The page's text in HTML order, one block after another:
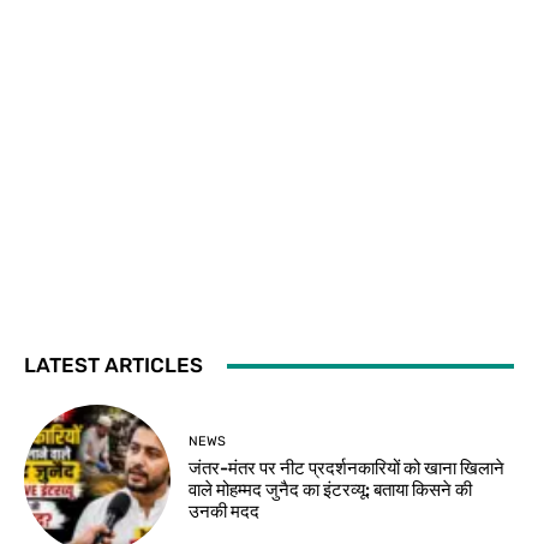
LATEST ARTICLES
NEWS
जंतर-मंतर पर नीट प्रदर्शनकारियों को खाना खिलाने
वाले मोहम्मद जुनैद का इंटरव्यू: बताया किसने की
उनकी मदद